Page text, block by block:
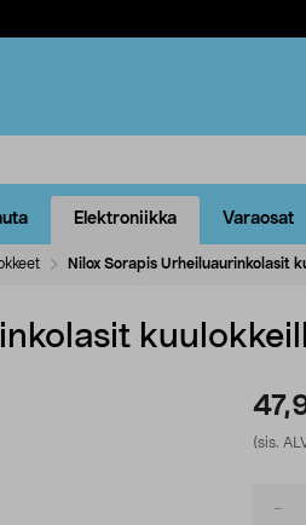
Elektroniikka Varaosat
Nilox Sorapis Urheiluaurinkolasit
(sis.